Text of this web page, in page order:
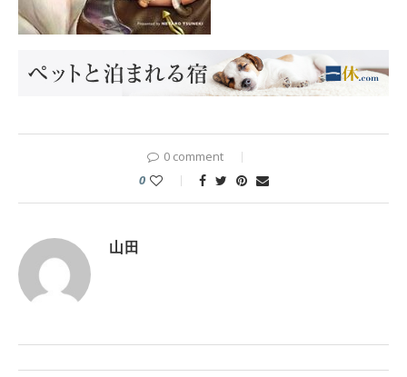
0 comment
0
山田